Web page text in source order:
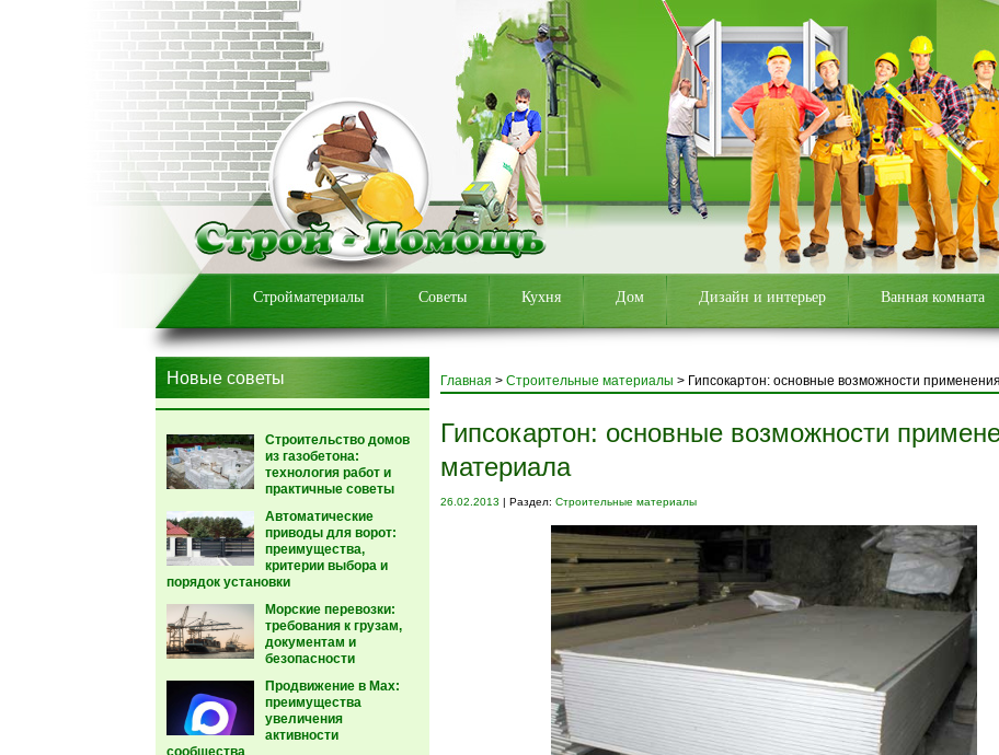
Стройматериалы Советы Кухня Дом Дизайн и интерьер Ванная комната
Новые советы
Строительство домов
из газобетона:
технология работ и
практичные советы
Автоматические
приводы для ворот:
преимущества,
критерии выбора и
порядок установки
Морские перевозки:
требования к грузам,
документам и
безопасности
Продвижение в Max:
преимущества
увеличения
активности
сообщества
Главная > Строительные материалы > Гипсокартон: основные возможности
Гипсокартон: основные возможности
материала
26.02.2013 | Раздел: Строительные материалы